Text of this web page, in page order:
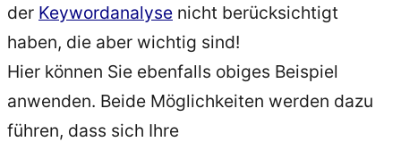
der Keywordanalyse nicht berücksichtigt
haben, die aber wichtig sind!
Hier können Sie ebenfalls obiges Beispiel
anwenden. Beide Möglichkeiten werden dazu
führen, dass sich Ihre